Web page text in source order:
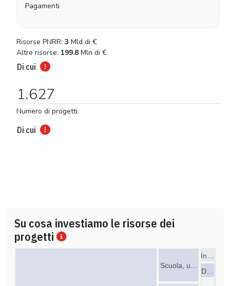
Pagamenti
Risorse PNRR: 3 Mld di €
Altre risorse: 199.8 Mln di €
Di cui
1.627
Numero di progetti
Di cui
Su cosa investiamo le risorse dei
progetti
D…
Scuola, u…
In…